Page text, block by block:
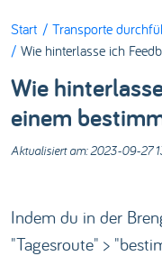
Start
Transporte
Wie hinterlasse ich
Wie
einem
Aktualisiert am: 2023-09-27
Indem du in der
"Tagesroute" >